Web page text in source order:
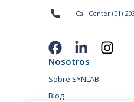
Call Center (01)
Nosotros
Sobre SYNLAB
Blog